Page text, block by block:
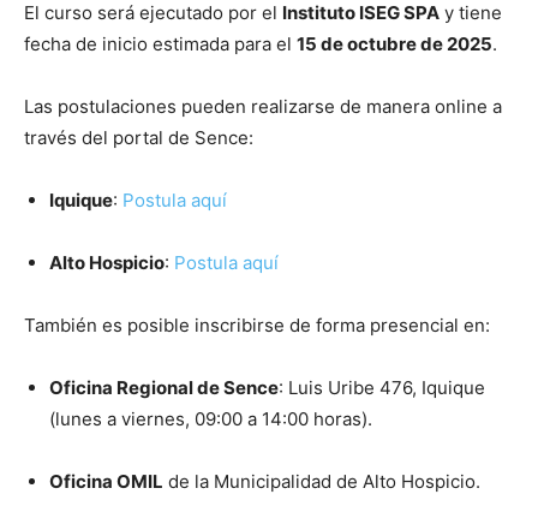
El curso será ejecutado por el Instituto ISEG SPA y tiene
fecha de inicio estimada para el 15 de octubre de 2025.
Las postulaciones pueden realizarse de manera online a
través del portal de Sence:
Iquique: Postula aquí
Alto Hospicio: Postula aquí
También es posible inscribirse de forma presencial en:
Oficina Regional de Sence: Luis Uribe 476, Iquique
(lunes a viernes, 09:00 a 14:00 horas).
Oficina OMIL de la Municipalidad de Alto Hospicio.